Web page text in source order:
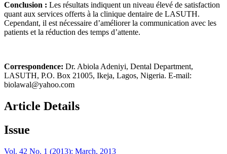
Conclusion : Les résultats indiquent un niveau élevé de satisfaction
quant aux services offerts à la clinique dentaire de LASUTH.
Cependant, il est nécessaire d’améliorer la communication avec les
patients et la réduction des temps d’attente.
Correspondence: Dr. Abiola Adeniyi, Dental Department,
LASUTH, P.O. Box 21005, Ikeja, Lagos, Nigeria. E-mail:
biolawal@yahoo.com
Article Details
Issue
Vol. 42 No. 1 (2013): March, 2013